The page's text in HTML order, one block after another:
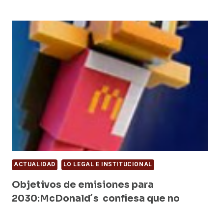
LA
VENTA
A
PIZZA
HUT?
ACTUALIDAD LO LEGAL E INSTITUCIONAL
Objetivos de emisiones para
2030:McDonald´s confiesa que no